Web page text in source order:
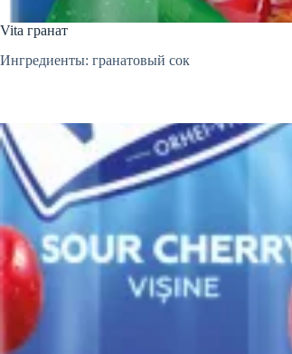
Vita гранат
Ингредиенты: гранатовый сок